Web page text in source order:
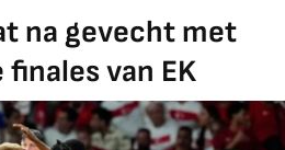
na gevecht met
van EK